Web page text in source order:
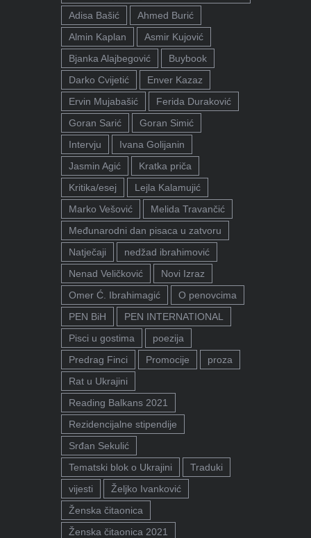
Adisa Bašić
Ahmed Burić
Almin Kaplan
Asmir Kujović
Bjanka Alajbegović
Buybook
Darko Cvijetić
Enver Kazaz
Ervin Mujabašić
Ferida Duraković
Goran Sarić
Goran Simić
Intervju
Ivana Golijanin
Jasmin Agić
Kratka priča
Kritika/esej
Lejla Kalamujić
Marko Vešović
Melida Travančić
Međunarodni dan pisaca u zatvoru
Natječaji
nedžad ibrahimović
Nenad Veličković
Novi Izraz
Omer Ć. Ibrahimagić
O penovcima
PEN BiH
PEN INTERNATIONAL
Pisci u gostima
poezija
Predrag Finci
Promocije
proza
Rat u Ukrajini
Reading Balkans 2021
Rezidencijalne stipendije
Srđan Sekulić
Tematski blok o Ukrajini
Traduki
vijesti
Željko Ivanković
Ženska čitaonica
Ženska čitaonica 2021